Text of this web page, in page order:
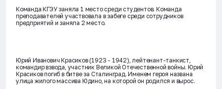
Команда КГЭУ заняла 1 место среди студентов. Команда
преподавателей участвовала в забеге среди сотрудников
предприятий и заняла 2 место.
Юрий Иванович Красиков (1923 - 1942), лейтенант-танкист,
командир взвода, участник Великой Отечественной войны. Юрий
Красиков погиб в битве за Сталинград. Именем героя названа
улица жилого массива Юдино, на которой он родился и вырос.